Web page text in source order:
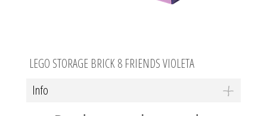
LEGO STORAGE BRICK 8 FRIENDS VIOLETA
Info